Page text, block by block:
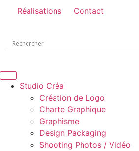
Réalisations Contact
Studio Créa
Création de Logo
Charte Graphique
Graphisme
Design Packaging
Shooting Photos / Vidéo